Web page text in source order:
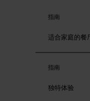
指南
适合家庭的餐
指南
独特体验